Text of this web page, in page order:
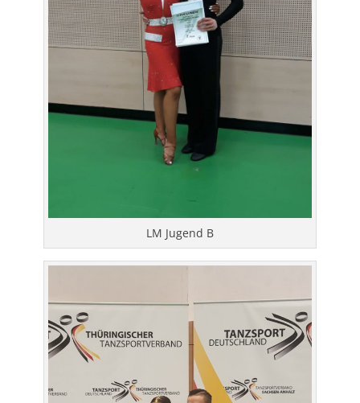
LM Jugend B